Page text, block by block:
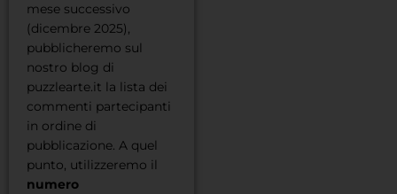
mese successivo
(dicembre 2025),
pubblicheremo sul
nostro blog di
puzzlearte.it la lista dei
commenti partecipanti
in ordine di
pubblicazione. A quel
punto, utilizzeremo il
numero